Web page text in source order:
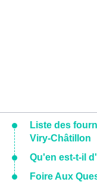
Liste des
Viry-Châtillon
Qu'en est-t-il
Foire Aux